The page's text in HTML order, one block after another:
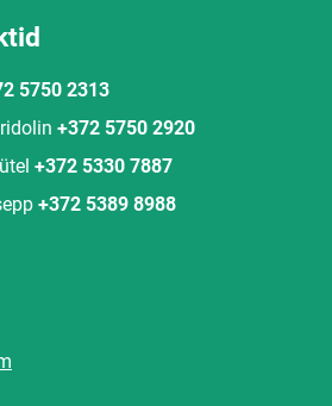
5750 2313
+372 5750 2920
+372 5330 7887
+372 5389 8988